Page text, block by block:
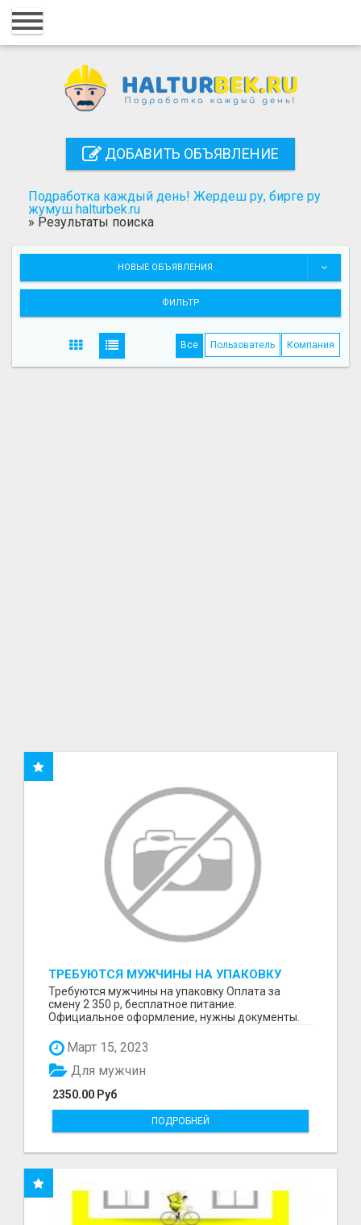
Главная
Регистрация
Поиск
ДОБАВИТЬ ОБЪЯВЛЕНИЕ
Подработка каждый день! Жердеш ру, бирге ру
жумуш halturbek.ru
» Результаты поиска
НОВЫЕ ОБЪЯВЛЕНИЯ
ФИЛЬТР
Все Пользователь Компания
ТРЕБУЮТСЯ МУЖЧИНЫ НА УПАКОВКУ
Требуются мужчины на упаковку Оплата за
смену 2 350 р, бесплатное питание.
Официальное оформление, нужны документы.
Март 15, 2023
2350.00 Руб
Для мужчин
ПОДРОБНЕЙ